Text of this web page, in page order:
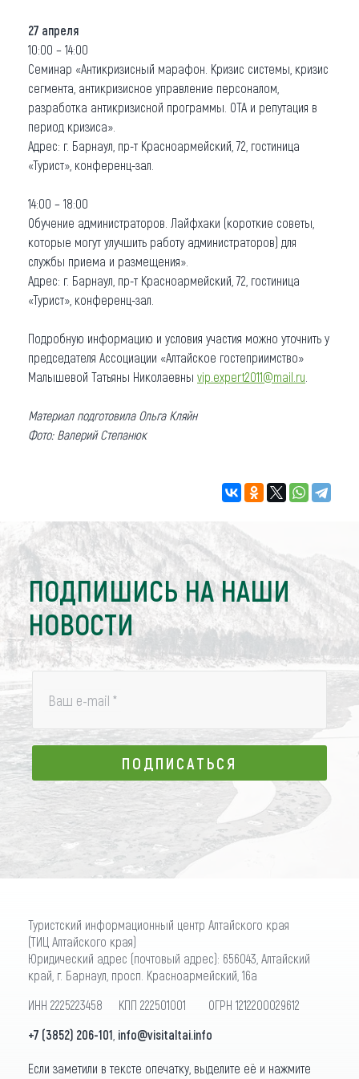
27 апреля
10:00 – 14:00
Семинар «Антикризисный марафон. Кризис системы, кризис
сегмента, антикризисное управление персоналом,
разработка антикризисной программы. ОТА и репутация в
период кризиса».
Адрес: г. Барнаул, пр-т Красноармейский, 72, гостиница
«Турист», конференц-зал.
14:00 – 18:00
Обучение администраторов. Лайфхаки (короткие советы,
которые могут улучшить работу администраторов) для
службы приема и размещения».
Адрес: г. Барнаул, пр-т Красноармейский, 72, гостиница
«Турист», конференц-зал.
Подробную информацию и условия участия можно уточнить у
председателя Ассоциации «Алтайское гостеприимство»
Малышевой Татьяны Николаевны vip.expert2011@mail.ru
Материал подготовила Ольга Кляйн
Фото: Валерий Степанюк
ПОДПИШИСЬ НА НАШИ
НОВОСТИ
Ваш e-mail *
ПОДПИСАТЬСЯ
ПОДПИСАТЬСЯ
Туристский информационный центр Алтайского края
(ТИЦ Алтайского края)
Юридический адрес (почтовый адрес): 656043, Алтайский
край, г. Барнаул, просп. Красноармейский, 16а
ИНН 2225223458 КПП 222501001 ОГРН 1212200029612
+7 (3852) 206-101 info@visitaltai.info
Если заметили в тексте опечатку, выделите её и нажмите